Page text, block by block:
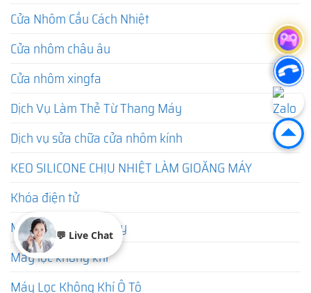
Cửa Nhôm Cầu Cách Nhiệt
Cửa nhôm châu âu
Cửa nhôm xingfa
Dịch Vụ Làm Thẻ Từ Thang Máy
Dịch vụ sửa chữa cửa nhôm kính
KEO SILICONE CHỊU NHIỆT LÀM GIOĂNG MÁY
Khóa điện tử
Máy Hút Bụi Cầm Tay
Máy lọc không khí
Máy Lọc Không Khí Ô Tô
💬 Live Chat